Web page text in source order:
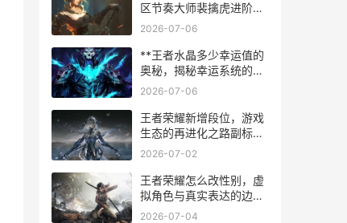
区节奏大师裴擒虎进阶攻
略
2026-07-06
**王者水晶多少幸运值的
奥秘，揭秘幸运系统的终
极法则**
2026-07-06
王者荣耀新增段位，游戏
生态的再进化之路副标
题：策略纵深与竞技梦想
2026-07-02
王者荣耀怎么改性别，虚
拟角色与真实表达的边
界，副标题，游戏身份选
2026-07-04